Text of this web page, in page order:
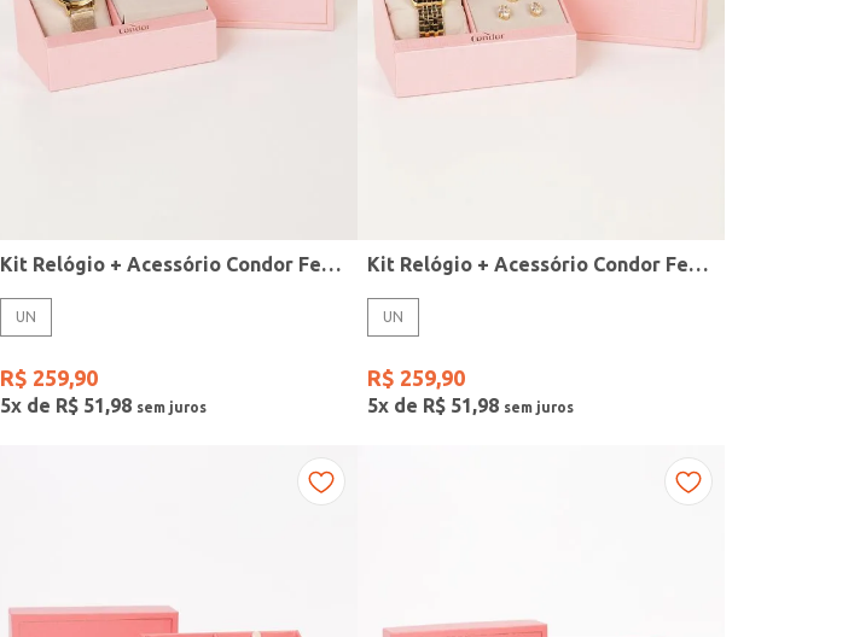
Kit Relógio + Acessório Condor Feminino DOURADO
UN
R$ 259,90
5x de R$ 51,98
Kit Relógio + Acessório Condor Feminino DOURADO
UN
R$ 259,90
5x de R$ 51,98